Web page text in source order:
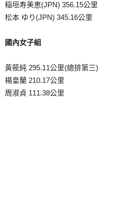
稲垣寿美恵(JPN) 356.15公里
松本 ゆり(JPN) 345.16公里
國內女子組
黃筱純 295.11公里(總排第三)
楊皇蘭 210.17公里
周淑貞 111.38公里